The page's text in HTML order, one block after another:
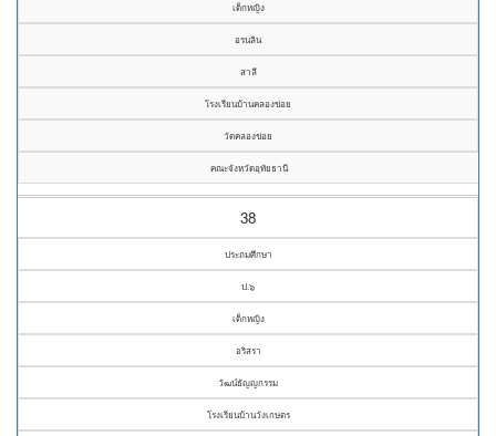
เด็กหญิง
อรนลิน
สาลี
โรงเรียนบ้านคลองข่อย
วัดคลองข่อย
คณะจังหวัดอุทัยธานี
38
ประถมศึกษา
ป.๖
เด็กหญิง
อริสรา
วัฒน์ธัญญกรรม
โรงเรียนบ้านวังเกษตร